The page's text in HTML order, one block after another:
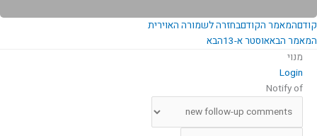
קודםהמאמר הקודםבחזרה לשמורה האוירית
המאמר הבאאוסטר א-13
הבא
מנוי
Login
Notify of